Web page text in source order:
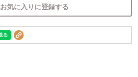
お気に入りに登録する